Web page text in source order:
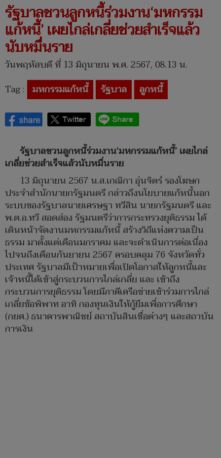
รัฐบาลชวนลูกหนี้ร่วมงาน‘มหกรรม
แก้หนี้’ เผยไกล่เกลี่ยช่วยสำเร็จแล้ว
นับหมื่นราย
วันพฤหัสบดี ที่ 13 มิถุนายน พ.ศ. 2567, 08.13 น.
Tag : มหกรรมแก้หนี้ รัฐบาล ลูกหนี้
รัฐบาลชวนลูกหนี้ร่วมงาน‘มหกรรมแก้หนี้’ เผยไกล่
เกลี่ยช่วยสำเร็จแล้วนับหมื่นราย
13 มิถุนายน 2567 น.ส.เกณิกา อุ่นจิตร์ รองโฆษก
ประจำสำนักนายกรัฐมนตรี กล่าวถึงนโยบายแก้หนี้นอก
ระบบของรัฐบาลนายเศรษฐา ทวีสิน นายกรัฐมนตรี และ
พ.ต.อ.ทวี สอดส่อง รัฐมนตรีว่าการกระทรวงยุติธรรม ได้
เดินหน้าจัดงานมหกรรมแก้หนี้ สร้างวิถีแห่งความเป็น
ธรรม มาตั้งแต่เดือนมกราคม และจะดำเนินการต่อเนื่อง
ไปจนถึงเดือนกันยายน 2567 ครอบคลุม 76 จังหวัดทั่ว
ประเทศ รัฐบาลมีเป้าหมายเพื่อเปิดโอกาสให้ลูกหนี้และ
เจ้าหนี้ได้เข้าสู่กระบวนการไกล่เกลี่ย และ เข้าถึง
กระบวนการยุติธรรม โดยมีภาคีเครือข่ายเข้าร่วมการไกล่
เกลี่ยข้อพิพาท อาทิ กองทุนเงินให้กู้ยืมเพื่อการศึกษา
(กยศ.) ธนาคารพาณิชย์ สถาบันสินเชื่อต่างๆ และสถาบัน
การเงิน